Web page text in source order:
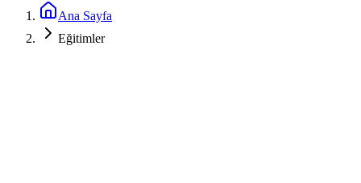
Ana Sayfa
Eğitimler